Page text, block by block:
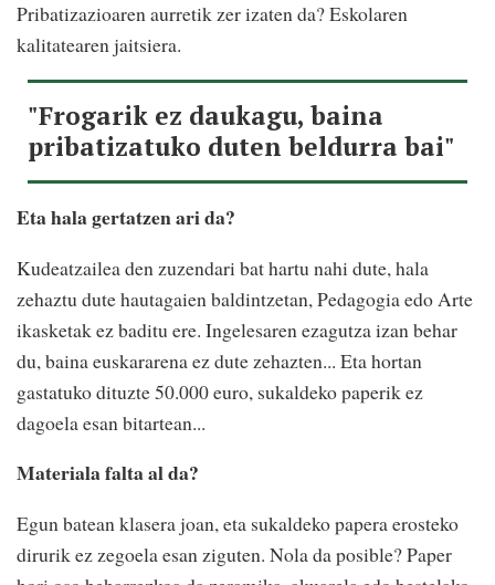
Pribatizazioaren aurretik zer izaten da? Eskolaren
kalitatearen jaitsiera.
"Frogarik ez daukagu, baina
pribatizatuko duten beldurra bai"
Eta hala gertatzen ari da?
Kudeatzailea den zuzendari bat hartu nahi dute, hala
zehaztu dute hautagaien baldintzetan, Pedagogia edo Arte
ikasketak ez baditu ere. Ingelesaren ezagutza izan behar
du, baina euskararena ez dute zehazten... Eta hortan
gastatuko dituzte 50.000 euro, sukaldeko paperik ez
dagoela esan bitartean...
Materiala falta al da?
Egun batean klasera joan, eta sukaldeko papera erosteko
dirurik ez zegoela esan ziguten. Nola da posible? Paper